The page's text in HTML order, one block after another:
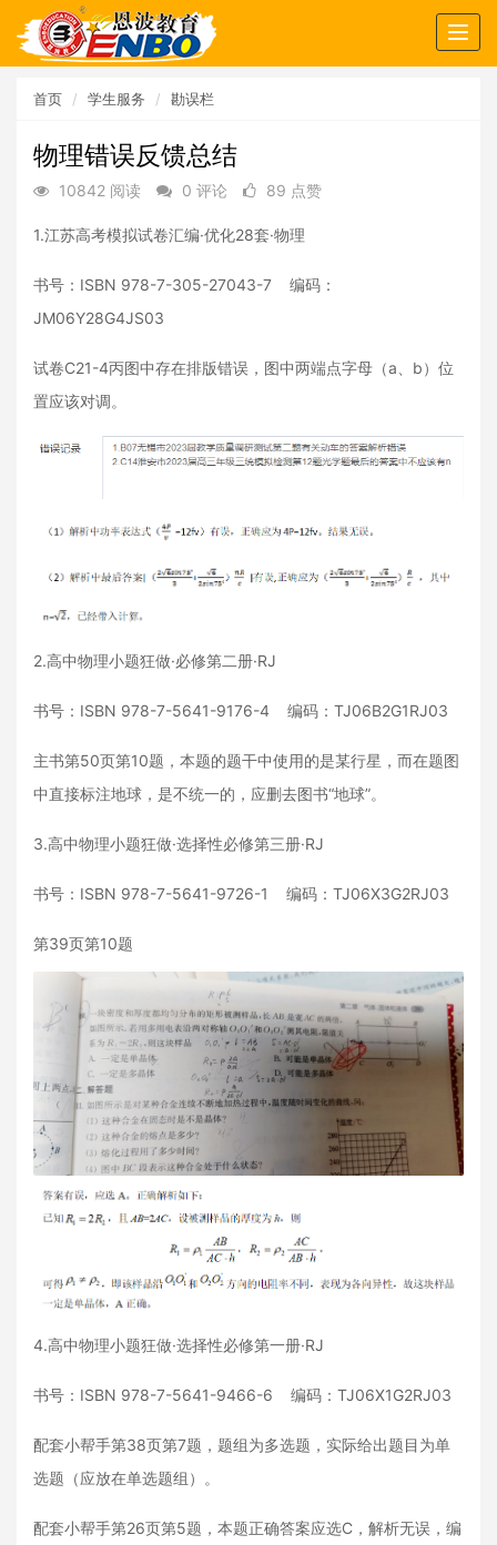
首页 学生服务 勘误栏
物理错误反馈总结
10842 阅读 0 评论 89 点赞
1.江苏高考模拟试卷汇编·优化28套·物理
书号：ISBN 978-7-305-27043-7 编码：
JM06Y28G4JS03
试卷C21-4丙图中存在排版错误，图中两端点字母（a、b）位
置应该对调。
2.高中物理小题狂做·必修第二册·RJ
书号：ISBN 978-7-5641-9176-4 编码：TJ06B2G1RJ03
主书第50页第10题，本题的题干中使用的是某行星，而在题图
中直接标注地球，是不统一的，应删去图书“地球”。
3.高中物理小题狂做·选择性必修第三册·RJ
书号：ISBN 978-7-5641-9726-1 编码：TJ06X3G2RJ03
第39页第10题
4.高中物理小题狂做·选择性必修第一册·RJ
书号：ISBN 978-7-5641-9466-6 编码：TJ06X1G2RJ03
配套小帮手第38页第7题，题组为多选题，实际给出题目为单
选题（应放在单选题组）。
配套小帮手第26页第5题，本题正确答案应选C，解析无误，编